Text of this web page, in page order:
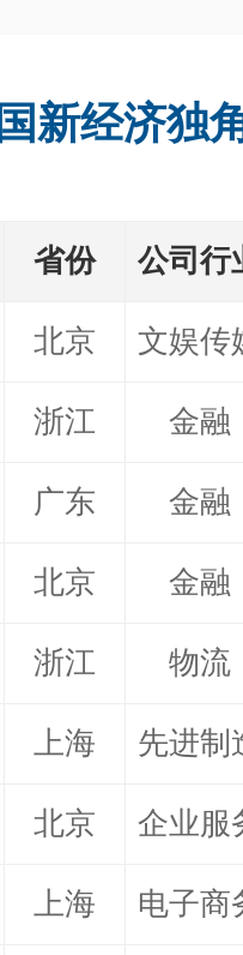
新经济独
省份 公司行
北京 文娱传
浙江 金融
广东 金融
北京 金融
浙江 物流
上海 先进制
北京 企业服
上海 电子商